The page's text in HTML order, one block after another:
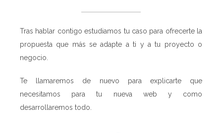
Tras hablar contigo estudiamos tu caso para ofrecerte la
propuesta que más se adapte a ti y a tu proyecto o
negocio.
Te llamaremos de nuevo para explicarte que
necesitamos para tu nueva web y como
desarrollaremos todo.